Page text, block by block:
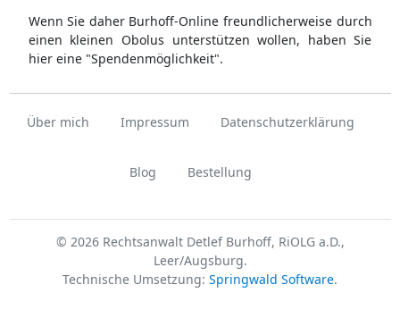
Wenn Sie daher Burhoff-Online freundlicherweise durch
einen kleinen Obolus unterstützen wollen, haben Sie
hier eine "Spendenmöglichkeit".
Über mich Impressum Datenschutzerklärung
Blog Bestellung
© 2026 Rechtsanwalt Detlef Burhoff, RiOLG a.D.,
Leer/Augsburg.
Technische Umsetzung: Springwald Software.